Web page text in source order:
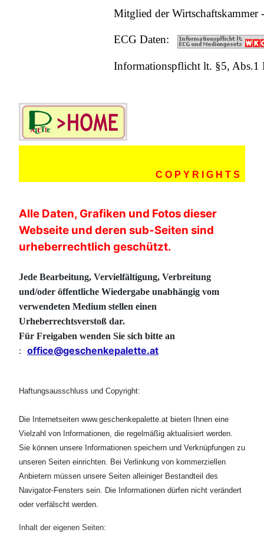
Mitglied der Wirtschaftskammer -
ECG Daten:
Informationspflicht lt. §5, Abs.1 E-
C O P Y R I G H T S
Alle Daten, Grafiken und Fotos dieser
Webseite und deren sub-Seiten sind
urheberrechtlich geschützt.
Jede Bearbeitung, Vervielfältigung, Verbreitung
und/oder öffentliche Wiedergabe unabhängig vom
verwendeten Medium stellen einen
Urheberrechtsverstoß dar.
Für Freigaben wenden Sie sich bitte an
:
office@geschenkepalette.at
Haftungsausschluss und Copyright:
Die Internetseiten www.geschenkepalette.at bieten Ihnen eine
Vielzahl von Informationen, die regelmäßig aktualisiert werden.
Sie können unsere Informationen speichern und Verknüpfungen zu
unseren Seiten einrichten. Bei Verlinkung von kommerziellen
Anbietern müssen unsere Seiten alleiniger Bestandteil des
Navigator-Fensters sein. Die Informationen dürfen nicht verändert
oder verfälscht werden.
Inhalt der eigenen Seiten: